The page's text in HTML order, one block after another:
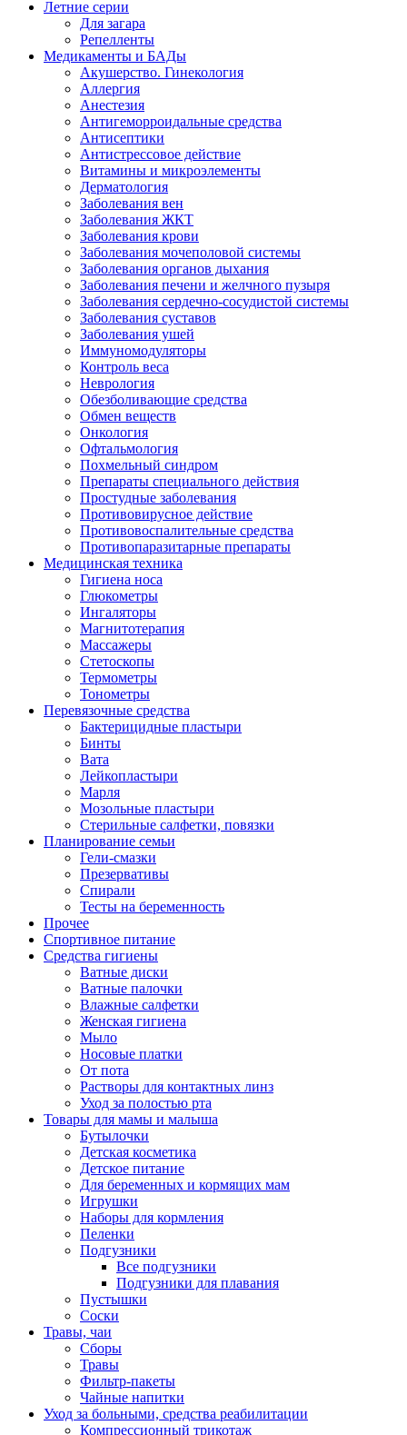
Летние серии
Для загара
Репелленты
Медикаменты и БАДы
Акушерство. Гинекология
Аллергия
Анестезия
Антигеморроидальные средства
Антисептики
Антистрессовое действие
Витамины и микроэлементы
Дерматология
Заболевания вен
Заболевания ЖКТ
Заболевания крови
Заболевания мочеполовой системы
Заболевания органов дыхания
Заболевания печени и желчного пузыря
Заболевания сердечно-сосудистой системы
Заболевания суставов
Заболевания ушей
Иммуномодуляторы
Контроль веса
Неврология
Обезболивающие средства
Обмен веществ
Онкология
Офтальмология
Похмельный синдром
Препараты специального действия
Простудные заболевания
Противовирусное действие
Противовоспалительные средства
Противопаразитарные препараты
Медицинская техника
Гигиена носа
Глюкометры
Ингаляторы
Магнитотерапия
Массажеры
Стетоскопы
Термометры
Тонометры
Перевязочные средства
Бактерицидные пластыри
Бинты
Вата
Лейкопластыри
Марля
Мозольные пластыри
Стерильные салфетки, повязки
Планирование семьи
Гели-смазки
Презервативы
Спирали
Тесты на беременность
Прочее
Спортивное питание
Средства гигиены
Ватные диски
Ватные палочки
Влажные салфетки
Женская гигиена
Мыло
Носовые платки
От пота
Растворы для контактных линз
Уход за полостью рта
Товары для мамы и малыша
Бутылочки
Детская косметика
Детское питание
Для беременных и кормящих мам
Игрушки
Наборы для кормления
Пеленки
Подгузники
Все подгузники
Подгузники для плавания
Пустышки
Соски
Травы, чаи
Сборы
Травы
Фильтр-пакеты
Чайные напитки
Уход за больными, средства реабилитации
Компрессионный трикотаж